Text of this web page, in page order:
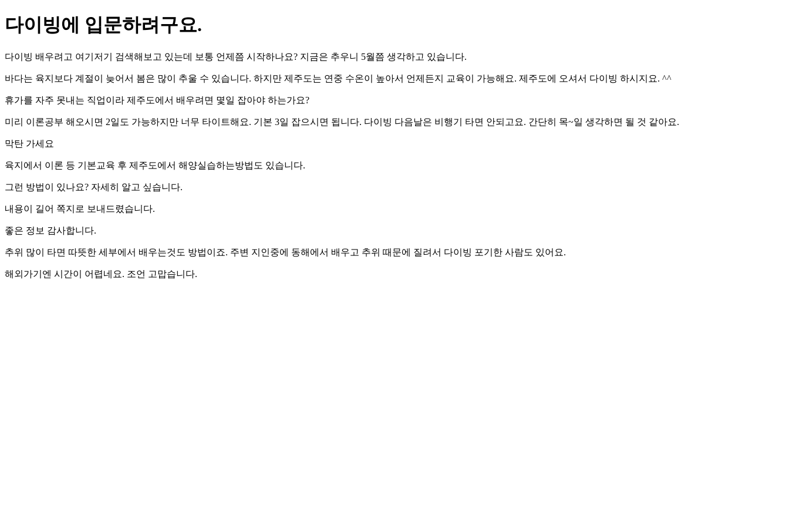
다이빙에 입문하려구요.
다이빙 배우려고 여기저기 검색해보고 있는데 보통 언제쯤 시작하나요? 지금은 추우니 5월쯤 생각하고 있습니다.
바다는 육지보다 계절이 늦어서 봄은 많이 추울 수 있습니다. 하지만 제주도는 연중 수온이 높아서 언제든지 교육이 가능해요. 제주도에 오셔서 다이빙 하시지요. ^^
휴가를 자주 못내는 직업이라 제주도에서 배우려면 몇일 잡아야 하는가요?
미리 이론공부 해오시면 2일도 가능하지만 너무 타이트해요. 기본 3일 잡으시면 됩니다. 다이빙 다음날은 비행기 타면 안되고요. 간단히 목~일 생각하면 될 것 같아요.
막탄 가세요
육지에서 이론 등 기본교육 후 제주도에서 해양실습하는방법도 있습니다.
그런 방법이 있나요? 자세히 알고 싶습니다.
내용이 길어 쪽지로 보내드렸습니다.
좋은 정보 감사합니다.
추위 많이 타면 따뜻한 세부에서 배우는것도 방법이죠. 주변 지인중에 동해에서 배우고 추위 때문에 질려서 다이빙 포기한 사람도 있어요.
해외가기엔 시간이 어렵네요. 조언 고맙습니다.